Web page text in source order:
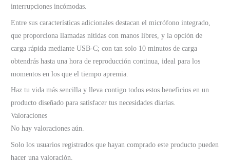
interrupciones incómodas.
Entre sus características adicionales destacan el micrófono integrado,
que proporciona llamadas nítidas con manos libres, y la opción de
carga rápida mediante USB-C; con tan solo 10 minutos de carga
obtendrás hasta una hora de reproducción continua, ideal para los
momentos en los que el tiempo apremia.
Haz tu vida más sencilla y lleva contigo todos estos beneficios en un
producto diseñado para satisfacer tus necesidades diarias.
Valoraciones
No hay valoraciones aún.
Solo los usuarios registrados que hayan comprado este producto pueden
hacer una valoración.